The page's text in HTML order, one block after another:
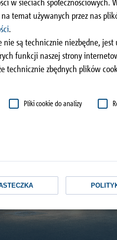
temat używanych przez nas
.
są technicznie niezbędne,
funkcji naszej strony
technicznie zbędnych plików
Pliki cookie do analizy
dachu